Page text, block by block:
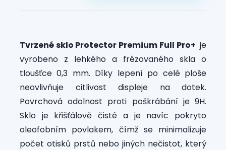
Tvrzené sklo Protector Premium Full Pro+ je
vyrobeno z lehkého a frézovaného skla o
tloušťce 0,3 mm. Díky lepení po celé ploše
neovlivňuje citlivost displeje na dotek.
Povrchová odolnost proti poškrábání je 9H.
Sklo je křišťálově čisté a je navíc pokryto
oleofobním povlakem, čímž se minimalizuje
počet otisků prstů nebo jiných nečistot, který